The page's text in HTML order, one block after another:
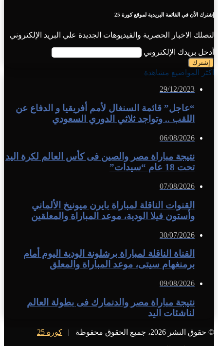
إشترك الأن في القائمة البريدية لموقع كورة 25
لتصلك الاخبار الحصرية والفيديوهات الجديدة علي البريد الإلكتروني
أدخل بريدك الإلكتروني
اكثر المواضيع مشاهدة
29/12/2023
“عاجل” قائمة السنغال لأمم أفريقيا و الدفاع عن
اللقب .. وتواجد ثلاثي الدوري السعودي
06/08/2026
نتيجة مباراة مصر والصين فى كأس العالم لكرة اليد
تحت 18 عام “سيدات”
07/08/2026
القنوات الناقلة لمباراة بايرن ميونيخ الألماني
وأستون فيلا الودية، موعد المباراة والمعلقين
30/07/2026
القناة الناقلة لمباراة برشلونة الودية اليوم أمام
برمنغهام سيتى، موعد المباراة والمعلق
09/08/2026
نتيجة مباراة مصر والدنمارك فى بطولة العالم
لناشئات اليد
© حقوق النشر 2026، جميع الحقوق محفوظة | كورة 25